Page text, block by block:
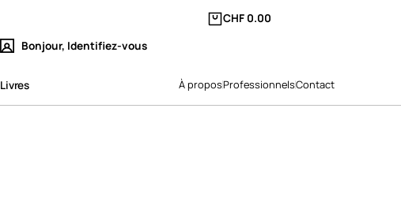
Bonjour, Identifiez-vous
CHF0.00
Livres À proposProfessionnelsContact